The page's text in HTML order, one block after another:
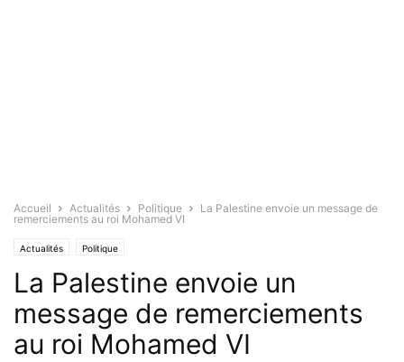
Accueil Actualités Politique
La Palestine envoie un message de
remerciements au roi Mohamed VI
Actualités Politique
La Palestine envoie un
message de remerciements
au roi Mohamed VI